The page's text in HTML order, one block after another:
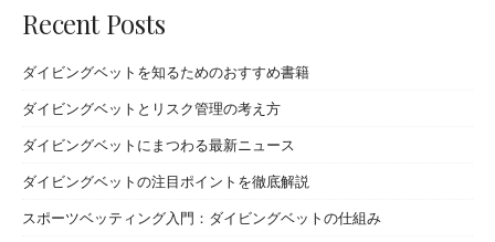
Recent Posts
ダイビングベットを知るためのおすすめ書籍
ダイビングベットとリスク管理の考え方
ダイビングベットにまつわる最新ニュース
ダイビングベットの注目ポイントを徹底解説
スポーツベッティング入門：ダイビングベットの仕組み